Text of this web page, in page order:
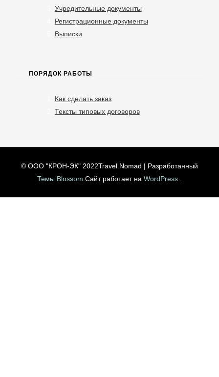
Учредительные документы
Регистрационные документы
Выписки
ПОРЯДОК РАБОТЫ
Как сделать заказ
Тексты типовых договоров
© ООО "КРОН-ЭК" 2022Travel Nomad | Разработанный
Темы Blossom .Сайт работает на WordPress